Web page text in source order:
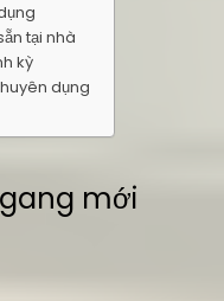
tại nhà
kỳ
dụng
mới